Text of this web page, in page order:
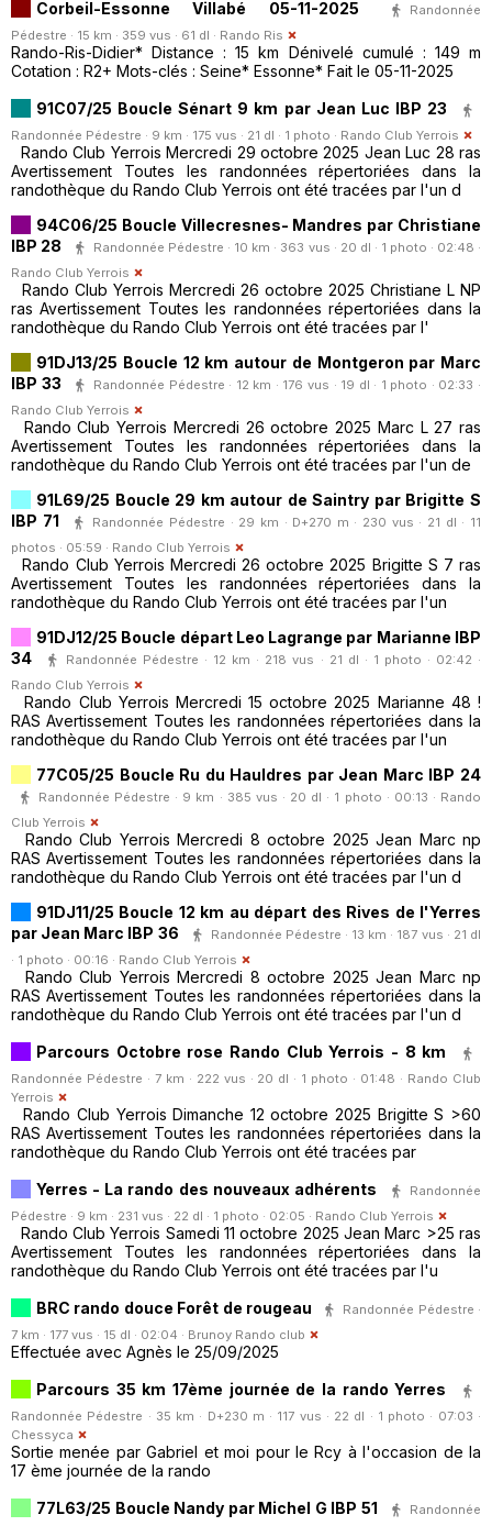
Corbeil-Essonne Villabé 05-11-2025
Randonnée
Pédestre · 15 km · 359 vus · 61 dl · Rando Ris
Rando-Ris-Didier* Distance : 15 km Dénivelé cumulé : 149 m
Cotation : R2+ Mots-clés : Seine* Essonne* Fait le 05-11-2025
91C07/25 Boucle Sénart 9 km par Jean Luc IBP 23
Randonnée Pédestre · 9 km · 175 vus · 21 dl · 1 photo · Rando Club Yerrois
Rando Club Yerrois Mercredi 29 octobre 2025 Jean Luc 28 ras
Avertissement Toutes les randonnées répertoriées dans la
randothèque du Rando Club Yerrois ont été tracées par l'un d
94C06/25 Boucle Villecresnes- Mandres par Christiane
IBP 28
Randonnée Pédestre · 10 km · 363 vus · 20 dl · 1 photo · 02:48 ·
Rando Club Yerrois
Rando Club Yerrois Mercredi 26 octobre 2025 Christiane L NP
ras Avertissement Toutes les randonnées répertoriées dans la
randothèque du Rando Club Yerrois ont été tracées par l'
91DJ13/25 Boucle 12 km autour de Montgeron par Marc
IBP 33
Randonnée Pédestre · 12 km · 176 vus · 19 dl · 1 photo · 02:33 ·
Rando Club Yerrois
Rando Club Yerrois Mercredi 26 octobre 2025 Marc L 27 ras
Avertissement Toutes les randonnées répertoriées dans la
randothèque du Rando Club Yerrois ont été tracées par l'un de
91L69/25 Boucle 29 km autour de Saintry par Brigitte S
IBP 71
Randonnée Pédestre · 29 km · D+270 m · 230 vus · 21 dl · 11
photos · 05:59 · Rando Club Yerrois
Rando Club Yerrois Mercredi 26 octobre 2025 Brigitte S 7 ras
Avertissement Toutes les randonnées répertoriées dans la
randothèque du Rando Club Yerrois ont été tracées par l'un
91DJ12/25 Boucle départ Leo Lagrange par Marianne IBP
34
Randonnée Pédestre · 12 km · 218 vus · 21 dl · 1 photo · 02:42 ·
Rando Club Yerrois
Rando Club Yerrois Mercredi 15 octobre 2025 Marianne 48 !
RAS Avertissement Toutes les randonnées répertoriées dans la
randothèque du Rando Club Yerrois ont été tracées par l'un
77C05/25 Boucle Ru du Hauldres par Jean Marc IBP 24
Randonnée Pédestre · 9 km · 385 vus · 20 dl · 1 photo · 00:13 · Rando
Club Yerrois
Rando Club Yerrois Mercredi 8 octobre 2025 Jean Marc np
RAS Avertissement Toutes les randonnées répertoriées dans la
randothèque du Rando Club Yerrois ont été tracées par l'un d
91DJ11/25 Boucle 12 km au départ des Rives de l'Yerres
par Jean Marc IBP 36
Randonnée Pédestre · 13 km · 187 vus · 21 dl
· 1 photo · 00:16 · Rando Club Yerrois
Rando Club Yerrois Mercredi 8 octobre 2025 Jean Marc np
RAS Avertissement Toutes les randonnées répertoriées dans la
randothèque du Rando Club Yerrois ont été tracées par l'un d
Parcours Octobre rose Rando Club Yerrois - 8 km
Randonnée Pédestre · 7 km · 222 vus · 20 dl · 1 photo · 01:48 · Rando Club
Yerrois
Rando Club Yerrois Dimanche 12 octobre 2025 Brigitte S >60
RAS Avertissement Toutes les randonnées répertoriées dans la
randothèque du Rando Club Yerrois ont été tracées par
Yerres - La rando des nouveaux adhérents
Randonnée
Pédestre · 9 km · 231 vus · 22 dl · 1 photo · 02:05 · Rando Club Yerrois
Rando Club Yerrois Samedi 11 octobre 2025 Jean Marc >25 ras
Avertissement Toutes les randonnées répertoriées dans la
randothèque du Rando Club Yerrois ont été tracées par l'u
BRC rando douce Forêt de rougeau
Randonnée Pédestre ·
7 km · 177 vus · 15 dl · 02:04 · Brunoy Rando club
Effectuée avec Agnès le 25/09/2025
Parcours 35 km 17ème journée de la rando Yerres
Randonnée Pédestre · 35 km · D+230 m · 117 vus · 22 dl · 1 photo · 07:03 ·
Chessyca
Sortie menée par Gabriel et moi pour le Rcy à l'occasion de la
17 ème journée de la rando
77L63/25 Boucle Nandy par Michel G IBP 51
Randonnée